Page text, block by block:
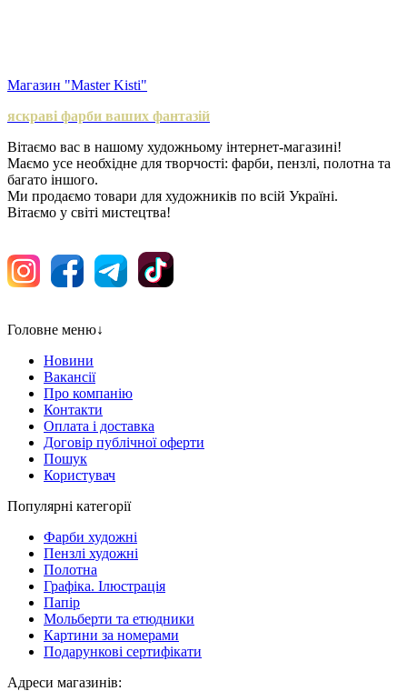
Магазин "Master Kisti"
яскраві фарби ваших фантазій
Вітаємо вас в нашому художньому інтернет-магазині!
Маємо усе необхідне для творчості: фарби, пензлі, полотна та
багато іншого.
Ми продаємо товари для художників по всій Україні.
Вітаємо у світі мистецтва!
Головне меню↓
Новини
Вакансії
Про компанію
Контакти
Оплата і доставка
Договір публічної оферти
Пошук
Користувач
Популярні категорії
Фарби художні
Пензлі художні
Полотна
Графіка. Ілюстрація
Папір
Мольберти та етюдники
Картини за номерами
Подарункові сертифікати
Адреси магазинів: